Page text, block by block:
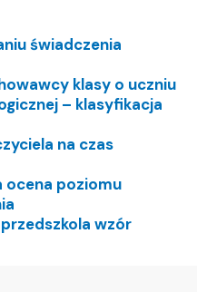
świadczenia
klasy o uczniu
– klasyfikacja
na czas
ocena poziomu
wzór